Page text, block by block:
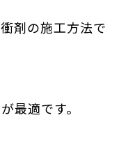
剤の施工方法で
最適です。